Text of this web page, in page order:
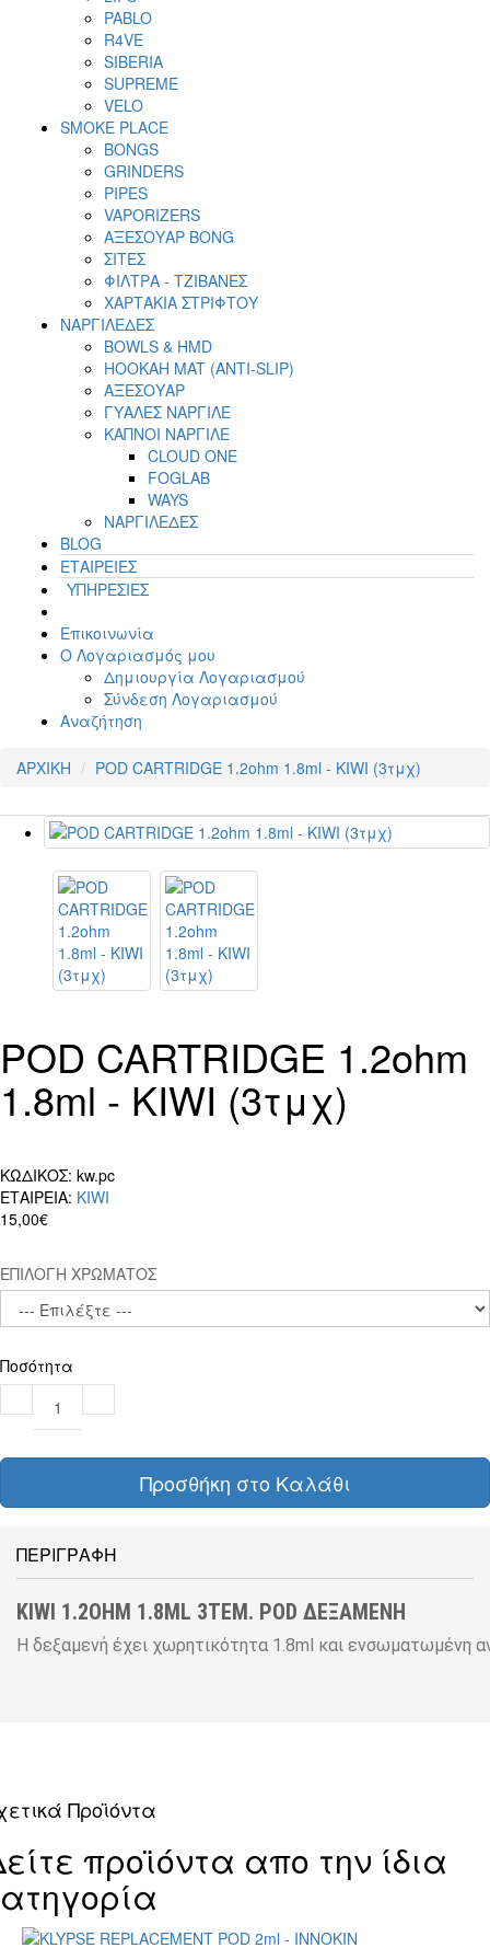
PABLO
R4VE
SIBERIA
SUPREME
VELO
SMOKE PLACE
BONGS
GRINDERS
PIPES
VAPORIZERS
ΑΞΕΣΟΥΑΡ BONG
ΣΙΤΕΣ
ΦΙΛΤΡΑ - ΤΖΙΒΑΝΕΣ
ΧΑΡΤΑΚΙΑ ΣΤΡΙΦΤΟΥ
ΝΑΡΓΙΛΕΔΕΣ
BOWLS & HMD
HOOKAH MAT (ANTI-SLIP)
ΑΞΕΣΟΥΑΡ
ΓΥΑΛΕΣ ΝΑΡΓΙΛΕ
ΚΑΠΝΟΙ ΝΑΡΓΙΛΕ
CLOUD ONE
FOGLAB
WAYS
ΝΑΡΓΙΛΕΔΕΣ
BLOG
ΕΤΑΙΡΕΙΕΣ
ΥΠΗΡΕΣΙΕΣ
Επικοινωνία
Ο Λογαριασμός μου
Δημιουργία Λογαριασμού
Σύνδεση Λογαριασμού
Αναζήτηση
ΑΡΧΙΚΗ POD CARTRIDGE 1.2ohm 1.8ml - KIWI (3τμχ)
POD CARTRIDGE 1.2ohm
1.8ml - KIWI (3τμχ)
ΚΩΔΙΚΟΣ: kw.pc
ΕΤΑΙΡΕΙΑ: KIWI
15,00€
ΕΠΙΛΟΓΗ ΧΡΩΜΑΤΟΣ
Ποσότητα
Προσθήκη στο Καλάθι
ΠΕΡΙΓΡΑΦΗ
KIWI 1.2OHM 1.8ML 3ΤΕΜ. POD ΔΕΞΑΜΕΝΗ
Η δεξαμενή έχει χωρητικότητα 1.8ml και ενσωματωμένη
Προϊόντα
προϊόντα απο την ίδια